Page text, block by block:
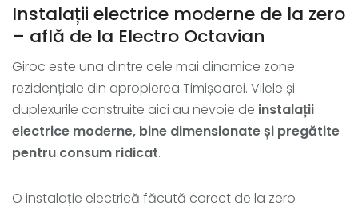
Instalații electrice moderne de la zero
– află de la Electro Octavian
Giroc este una dintre cele mai dinamice zone
rezidențiale din apropierea Timișoarei. Vilele și
duplexurile construite aici au nevoie de instalații
electrice moderne, bine dimensionate și pregătite
pentru consum ridicat.
O instalație electrică făcută corect de la zero